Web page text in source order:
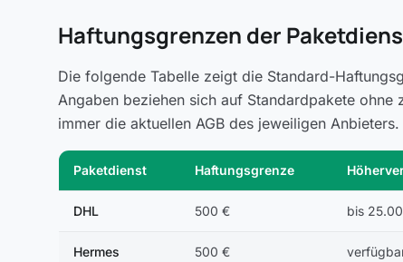
Haftungsgrenzen der
Die folgende Tabelle zeigt die Standard-
Angaben beziehen sich auf Standardpakete
immer die aktuellen AGB des jeweiligen Anbieters.
Paketdienst Haftungsgrenze
DHL 500 € bis
Hermes 500 €